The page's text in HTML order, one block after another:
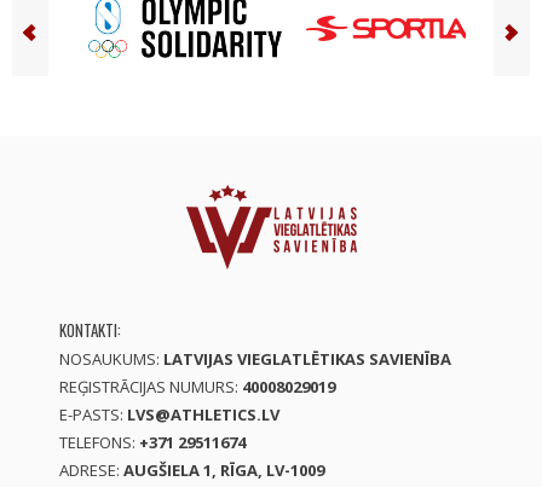
KONTAKTI:
NOSAUKUMS: LATVIJAS VIEGLATLĒTIKAS SAVIENĪBA
REĢISTRĀCIJAS NUMURS: 40008029019
E-PASTS: LVS@ATHLETICS.LV
TELEFONS: +371 29511674
ADRESE: AUGŠIELA 1, RĪGA, LV-1009